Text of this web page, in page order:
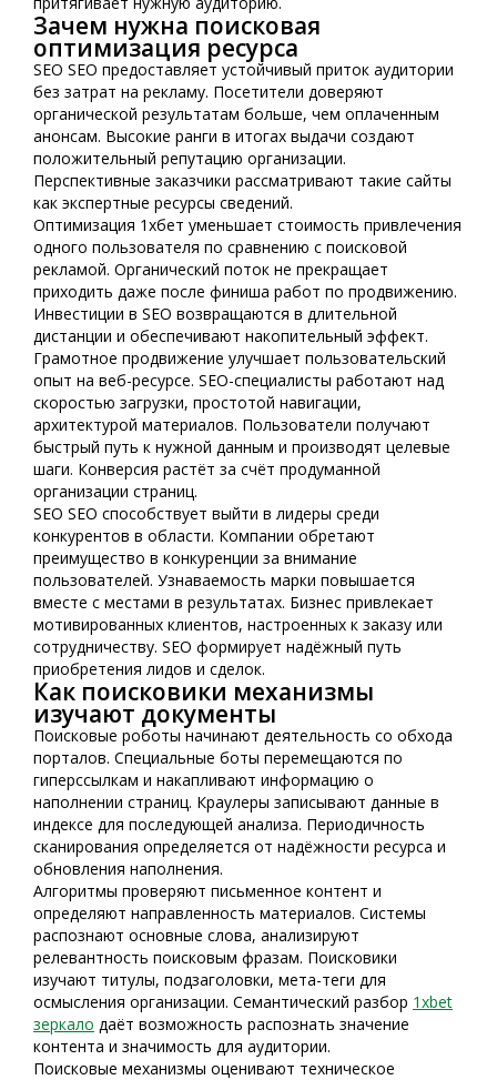
Зачем нужна поисковая
оптимизация ресурса
SEO SEO предоставляет устойчивый приток аудитории
без затрат на рекламу. Посетители доверяют
органической результатам больше, чем оплаченным
анонсам. Высокие ранги в итогах выдачи создают
положительный репутацию организации.
Перспективные заказчики рассматривают такие сайты
как экспертные ресурсы сведений.
Оптимизация 1хбет уменьшает стоимость привлечения
одного пользователя по сравнению с поисковой
рекламой. Органический поток не прекращает
приходить даже после финиша работ по продвижению.
Инвестиции в SEO возвращаются в длительной
дистанции и обеспечивают накопительный эффект.
Грамотное продвижение улучшает пользовательский
опыт на веб-ресурсе. SEO-специалисты работают над
скоростью загрузки, простотой навигации,
архитектурой материалов. Пользователи получают
быстрый путь к нужной данным и производят целевые
шаги. Конверсия растёт за счёт продуманной
организации страниц.
SEO SEO способствует выйти в лидеры среди
конкурентов в области. Компании обретают
преимущество в конкуренции за внимание
пользователей. Узнаваемость марки повышается
вместе с местами в результатах. Бизнес привлекает
мотивированных клиентов, настроенных к заказу или
сотрудничеству. SEO формирует надёжный путь
приобретения лидов и сделок.
Как поисковики механизмы
изучают документы
Поисковые роботы начинают деятельность со обхода
порталов. Специальные боты перемещаются по
гиперссылкам и накапливают информацию о
наполнении страниц. Краулеры записывают данные в
индексе для последующей анализа. Периодичность
сканирования определяется от надёжности ресурса и
обновления наполнения.
Алгоритмы проверяют письменное контент и
определяют направленность материалов. Системы
распознают основные слова, анализируют
релевантность поисковым фразам. Поисковики
изучают титулы, подзаголовки, мета-теги для
осмысления организации. Семантический разбор 1xbet
зеркало даёт возможность распознать значение
контента и значимость для аудитории.
Поисковые механизмы оценивают техническое